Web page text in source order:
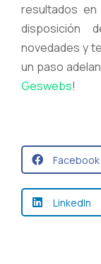
resultados
disposición
novedades y
un paso
Geswebs!
Facebook
LinkedIn